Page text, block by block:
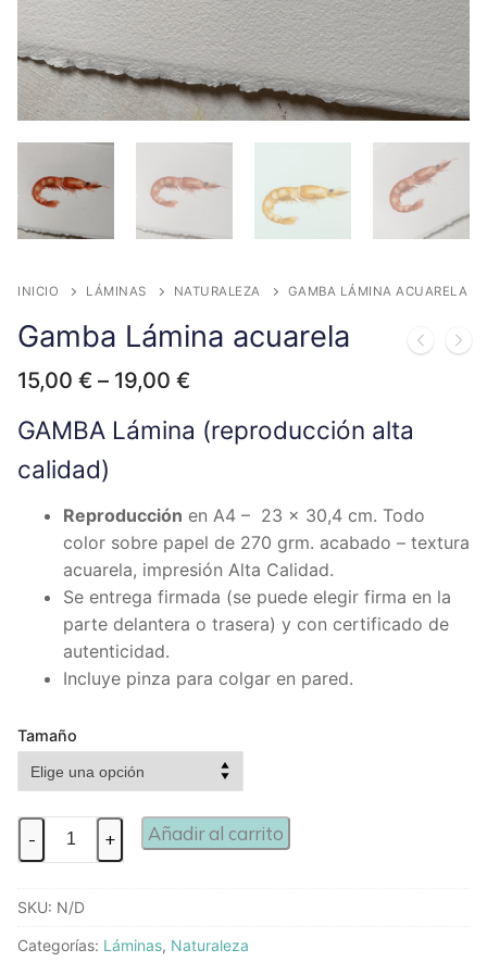
INICIO LÁMINAS NATURALEZA GAMBA LÁMINA ACUARELA
Gamba Lámina acuarela
15,00 € – 19,00 €
GAMBA Lámina (reproducción alta
calidad)
Reproducción en A4 – 23 x 30,4 cm. Todo
color sobre papel de 270 grm. acabado – textura
acuarela, impresión Alta Calidad.
Se entrega firmada (se puede elegir firma en la
parte delantera o trasera) y con certificado de
autenticidad.
Incluye pinza para colgar en pared.
Tamaño
- + Añadir al carrito
SKU: N/D
Categorías: Láminas, Naturaleza